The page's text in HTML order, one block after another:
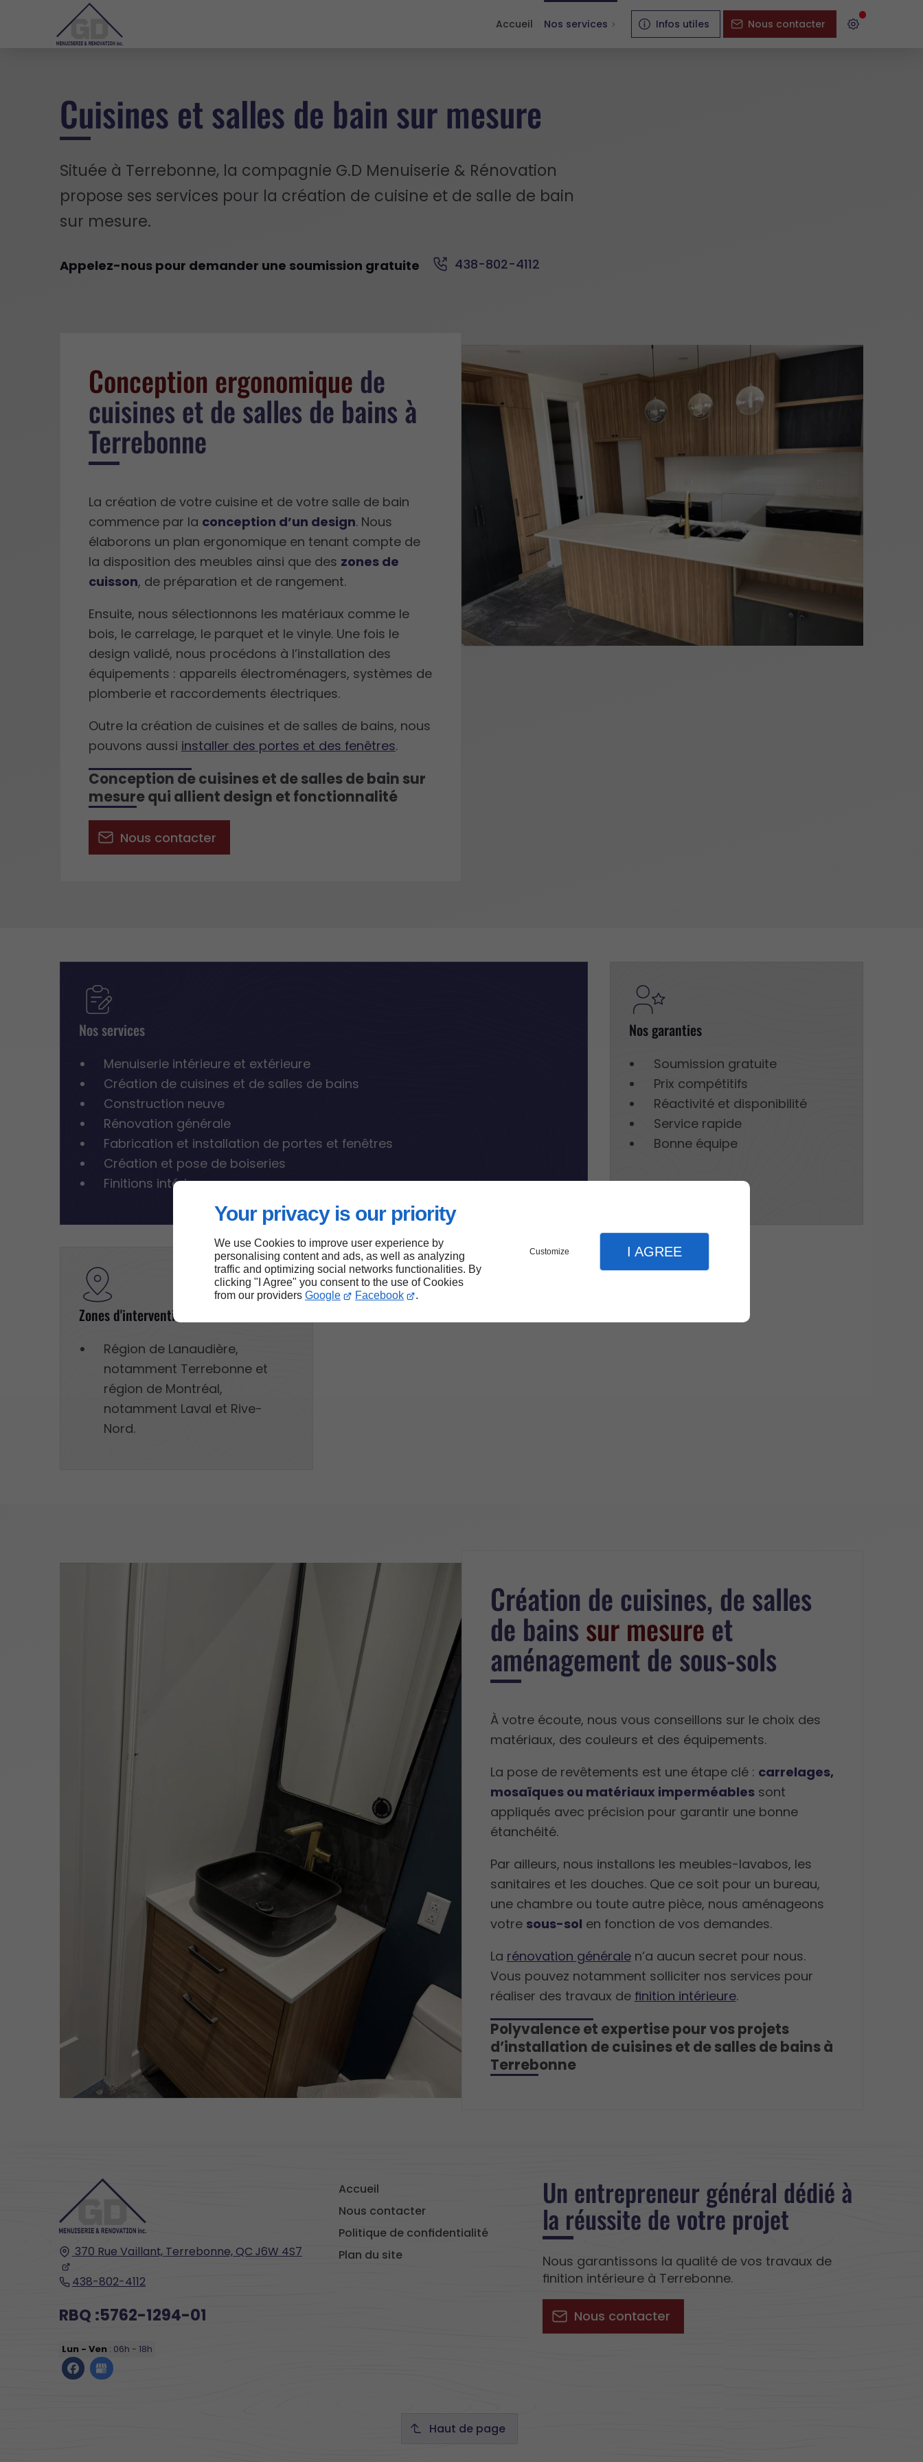
Your privacy is our priority
We use Cookies to improve user experience by
personalising content and ads, as well as analyzing
traffic and optimizing social networks functionalities. By
clicking "I Agree" you consent to the use of Cookies
from our providers Google Facebook .
Customize I AGREE
Accueil Nos services Infos utiles Nous contacter
Cuisines et salles de bain sur mesure
Située à Terrebonne, la compagnie G.D Menuiserie & Rénovation
propose ses services pour la création de cuisine et de salle de bain
sur mesure.
Appelez-nous pour demander une soumission gratuite 438-802-4112
Conception ergonomique de
cuisines et de salles de bains à
Terrebonne
La création de votre cuisine et de votre salle de bain
commence par la conception d’un design. Nous
élaborons un plan ergonomique en tenant compte de
la disposition des meubles ainsi que des zones de
cuisson, de préparation et de rangement.
Ensuite, nous sélectionnons les matériaux comme le
bois, le carrelage, le parquet et le vinyle. Une fois le
design validé, nous procédons à l’installation des
équipements : appareils électroménagers, systèmes de
plomberie et raccordements électriques.
Outre la création de cuisines et de salles de bains, nous
pouvons aussi installer des portes et des fenêtres.
Conception de cuisines et de salles de bain sur
mesure qui allient design et fonctionnalité
Nous contacter
Nos services
Menuiserie intérieure et extérieure
Création de cuisines et de salles de bains
Construction neuve
Rénovation générale
Fabrication et installation de portes et fenêtres
Création et pose de boiseries
Finitions intérieures
Nos garanties
Soumission gratuite
Prix compétitifs
Réactivité et disponibilité
Service rapide
Bonne équipe
Zones d'intervention
Région de Lanaudière,
notamment Terrebonne et
région de Montréal,
notamment Laval et Rive-
Nord.
Création de cuisines, de salles
de bains sur mesure et
aménagement de sous-sols
À votre écoute, nous vous conseillons sur le choix des
matériaux, des couleurs et des équipements.
La pose de revêtements est une étape clé : carrelages,
mosaïques ou matériaux imperméablessont
appliqués avec précision pour garantir une bonne
étanchéité.
Par ailleurs, nous installons les meubles-lavabos, les
sanitaires et les douches. Que ce soit pour un bureau,
une chambre ou toute autre pièce, nous aménageons
votre sous-sol en fonction de vos demandes.
La rénovation généralen’a aucun secret pour nous.
Vous pouvez notamment solliciter nos services pour
réaliser des travaux de finition intérieure.
Polyvalence et expertise pour vos projets
d’installation de cuisines et de salles de bains à
Terrebonne
370 Rue Vaillant, Terrebonne, QC J6W 4S7
438-802-4112
RBQ :5762-1294-01
Lun - Ven : 06h - 18h
Accueil
Nous contacter
Politique de confidentialité
Plan du site
Un entrepreneur général dédié à
la réussite de votre projet
Nous garantissons la qualité de vos travaux de
finition intérieure à Terrebonne.
Nous contacter
Haut de page